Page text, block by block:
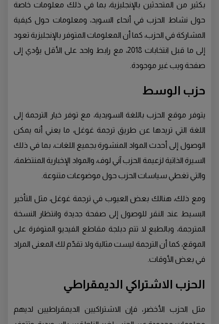
بكثير من المتحدثين بالإنجليزية، بما في ذلك معلومات خاصة
حول نشاط الحزب في أنحاء السويد، ومعلومات حول كيفية
المشاركة في الحزب، كما أن المعلومات المتوفر بالإنجليزية تعود
إلى ما قبل انتخابات 2018، مع رابط واحد على الأقل يؤدي إلى
صفحة ويب غير موجودة.
حزب الوسط
يتوفر موقع الحزب باللغة السويدية، مع توفر خيار الترجمة إلى
اللغة التي تريدها عن طريق ترجمة غوغل، ما يعني أنه يمكن
الوصول إلى أحدث المواد المنشورة بجميع اللغات، بما في ذلك
السيرة الذاتية لزعيمة الحزب آني لوف، والمواد الإخبارية المنتظمة،
والتي تغطي سياسات الحزب حول موضوعات متنوعة.
ومع ذلك، هنالك بعض العيوب في ترجمة غوغل، مثل التأخير
البسيط عند النقر للوصول إلى صفحة جديدة وانتظار النسخة
المترجمة، وبالطبع لا تتم دبلجة مقاطع الفيديو المتوفرة على
الموقع، كما أن الترجمة ليست مثالية ولا تقدّم لك المعنى المراد
في بعض الأوقات.
الحزب الاشتراكي الديمقراطي
مثل الحزب الأخضر، فإن الاشتراكيين الديمقراطيين لديهم